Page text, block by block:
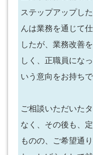
ステップアップし
んは業務を通じて
したが、業務改善
しく、正職員にな
いう意向をお持ちで
ご相談いただいた
なく、その後も、
ものの、ご希望通